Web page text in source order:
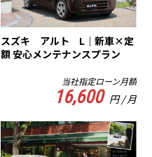
スズキ アルト L｜新車×定
額 安心メンテナンスプラン
当社指定ローン月額
16,600 円 / 月